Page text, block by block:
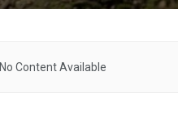
No Content Available